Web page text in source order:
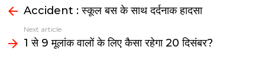
moreAccident : स्कूल बस के साथ दर्दनाक हादसा
Next article
1 से 9 मूलांक वालों के लिए कैसा रहेगा 20 दिसंबर?